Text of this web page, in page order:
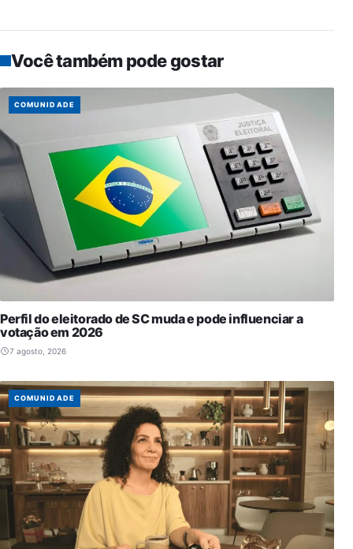
Você também pode gostar
COMUNIDADE
Perfil do eleitorado de SC muda e pode influenciar a
votação em 2026
7 agosto, 2026
COMUNIDADE